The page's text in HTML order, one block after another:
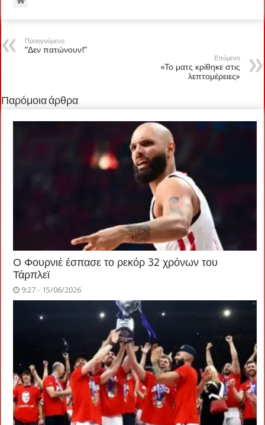
Προηγούμενο
“Δεν πατώνουν!”
Επόμενο
«Το ματς κρίθηκε στις
λεπτομέρειες»
Παρόμοια άρθρα
Ο Φουρνιέ έσπασε το ρεκόρ 32 χρόνων του
Τάρπλεϊ
9:27 - 15/06/2026